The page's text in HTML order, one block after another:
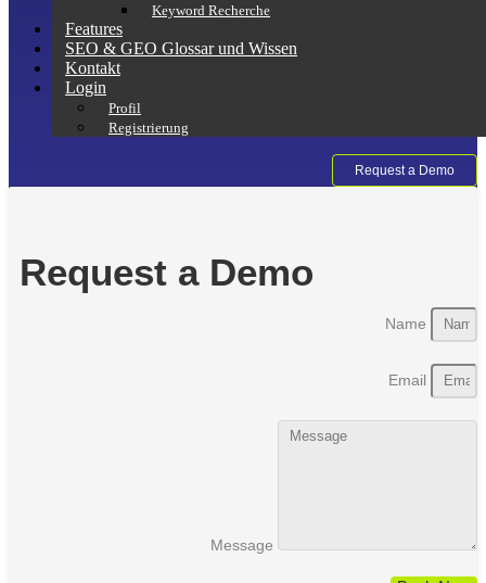
Keyword Recherche
Features
SEO & GEO Glossar und Wissen
Kontakt
Login
Profil
Registrierung
Request a Demo
Request a Demo
Name
Email
Message